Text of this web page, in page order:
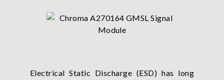
Electrical Static Discharge (ESD) has long